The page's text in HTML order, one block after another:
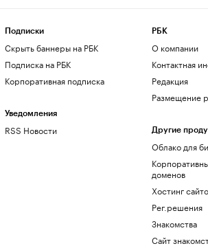
Подписки
Скрыть баннеры на РБК
Подписка на РБК
Корпоративная подписка
Уведомления
RSS Новости
РБК
О компании
Контактная
Редакция
Размещение
Другие
Облако для
доменов
Хостинг
Рег.решения
Знакомства
Сайт